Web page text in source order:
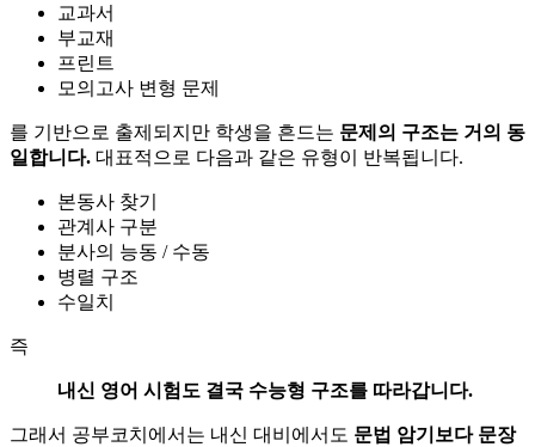
교과서
부교재
프린트
모의고사 변형 문제
를 기반으로 출제되지만 학생을 흔드는 문제의 구조는 거의 동
일합니다. 대표적으로 다음과 같은 유형이 반복됩니다.
본동사 찾기
관계사 구분
분사의 능동 / 수동
병렬 구조
수일치
즉
내신 영어 시험도 결국 수능형 구조를 따라갑니다.
그래서 공부코치에서는 내신 대비에서도 문법 암기보다 문장